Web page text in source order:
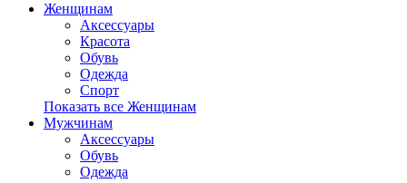
Женщинам
Аксессуары
Красота
Обувь
Одежда
Спорт
Показать все Женщинам
Мужчинам
Аксессуары
Обувь
Одежда